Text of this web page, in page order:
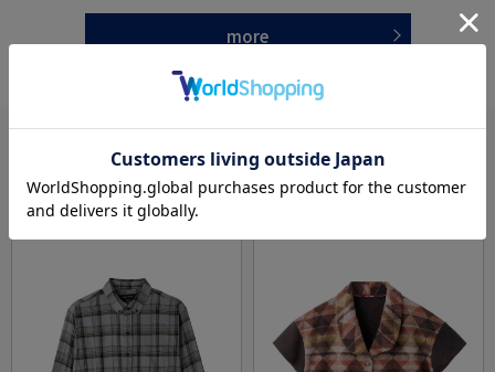
more
あなたへのおすすめ
RECOMMEND ITEM